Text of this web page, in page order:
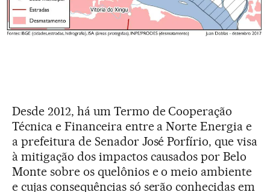
Desde 2012, há um Termo de Cooperação
Técnica e Financeira entre a Norte Energia e
a prefeitura de Senador José Porfírio, que visa
à mitigação dos impactos causados por Belo
Monte sobre os quelônios e o meio ambiente
e cujas consequências só serão conhecidas em